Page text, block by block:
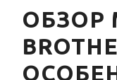
ОБЗОР